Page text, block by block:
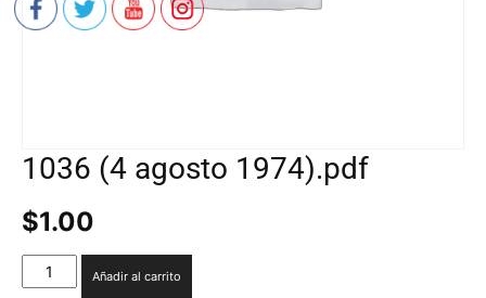
1036 (4 agosto 1974).pdf
$1.00
1036
(4
Añadir al carrito